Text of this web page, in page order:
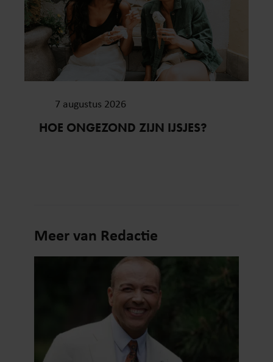
7 augustus 2026
HOE ONGEZOND ZIJN IJSJES?
Meer van Redactie